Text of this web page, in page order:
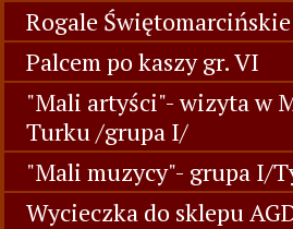
Rogale
Palcem po kaszy gr. VI
"Mali artyści"- wizyta w
Turku /grupa I/
"Mali muzycy"- grupa I/
Wycieczka do sklepu